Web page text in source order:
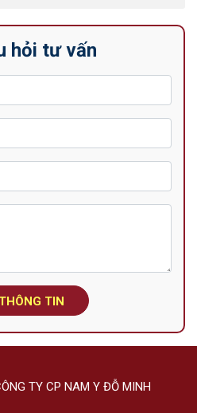
hỏi tư vấn
TIN
TY CP NAM Y ĐỖ MINH